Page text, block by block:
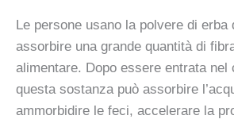
Le persone usano la polvere di erba
assorbire una grande quantità di
alimentare. Dopo essere entrata nel
questa sostanza può assorbire
ammorbidire le feci, accelerare la